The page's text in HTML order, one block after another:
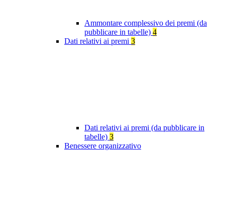
Ammontare complessivo dei premi (da
pubblicare in tabelle) 4
Dati relativi ai premi 3
Dati relativi ai premi (da pubblicare in
tabelle) 3
Benessere organizzativo